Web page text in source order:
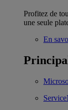
Profitez de
une seule
En